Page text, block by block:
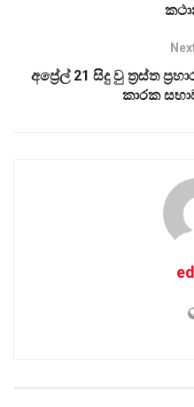
අප්‍රේල් 21 සිදු වු ත්‍රස්ත
කාරක